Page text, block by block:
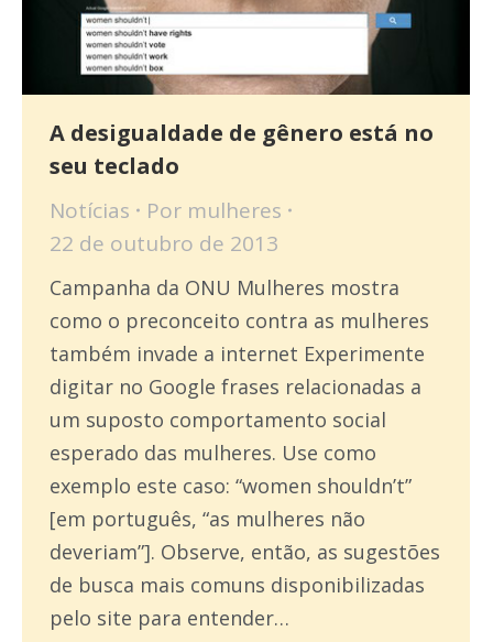
A desigualdade de gênero está no
seu teclado
Notícias Por mulheres
22 de outubro de 2013
Campanha da ONU Mulheres mostra
como o preconceito contra as mulheres
também invade a internet Experimente
digitar no Google frases relacionadas a
um suposto comportamento social
esperado das mulheres. Use como
exemplo este caso: “women shouldn’t”
[em português, “as mulheres não
deveriam”]. Observe, então, as sugestões
de busca mais comuns disponibilizadas
pelo site para entender…